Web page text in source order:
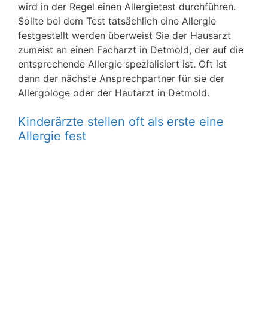
wird in der Regel einen Allergietest durchführen.
Sollte bei dem Test tatsächlich eine Allergie
festgestellt werden überweist Sie der Hausarzt
zumeist an einen Facharzt in Detmold, der auf die
entsprechende Allergie spezialisiert ist. Oft ist
dann der nächste Ansprechpartner für sie der
Allergologe oder der Hautarzt in Detmold.
Kinderärzte stellen oft als erste eine
Allergie fest